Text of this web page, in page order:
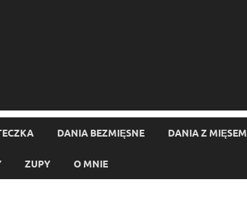
DANIA BEZMIĘSNE DANIA Z MIĘSEM
ZUPY O MNIE